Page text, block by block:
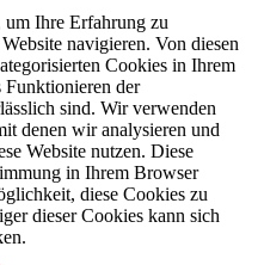
um Ihre Erfahrung zu
navigieren. Von diesen
Cookies in Ihrem
Funktionieren der
sind. Wir verwenden
denen wir analysieren und
Website nutzen. Diese
in Ihrem Browser
diese Cookies zu
dieser Cookies kann sich